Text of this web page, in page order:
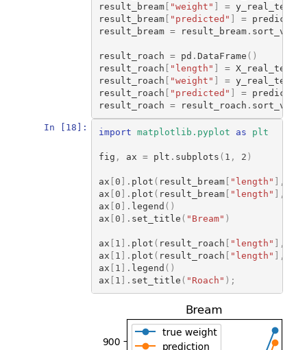
result_bream[ "weight" ] = y_real_test
result_bream[ "predicted" ] =
result_bream = result_bream.
result_roach = pd . DataFrame ()
result_roach [ "length" ] = X_real_test
result_roach [ "weight" ] = y_real_test
result_roach [ "predicted" ] =
result_roach = result_roach .
In [18]: import matplotlib.pyplot as plt
fig , ax = plt . subplots ( 1 , 2 )
ax [0 ] . plot ( result_bream[ "length" ],
ax [0 ] . plot ( result_bream[ "length" ],
ax [0 ] . legend ()
ax [0 ] . set_title ( "Bream" )
ax [ 1 ] . plot ( result_roach [ "length" ],
ax [ 1 ] . plot ( result_roach [ "length" ],
ax [ 1 ] . legend ()
ax [ 1 ] . set_title ( "Roach" );